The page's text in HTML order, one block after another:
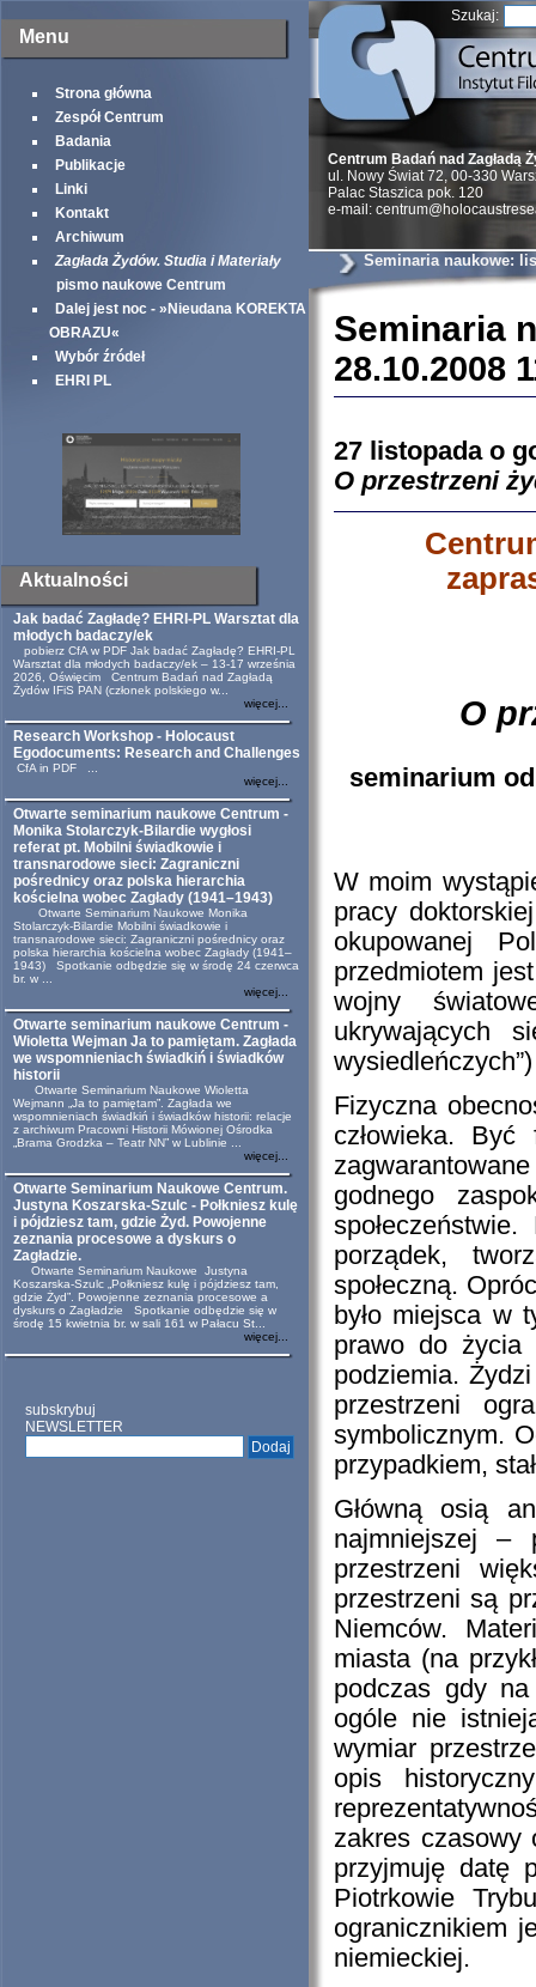
Menu
Strona główna
Zespół Centrum
Badania
Publikacje
Linki
Kontakt
Archiwum
Zagłada Żydów. Studia i Materiały
pismo naukowe Centrum
Dalej jest noc - »Nieudana KOREKTA
OBRAZU«
Wybór źródeł
EHRI PL
Aktualności
Jak badać Zagładę? EHRI-PL Warsztat dla
młodych badaczy/ek
pobierz CfA w PDF Jak badać Zagładę? EHRI-PL
Warsztat dla młodych badaczy/ek – 13-17 września
2026, Oświęcim Centrum Badań nad Zagładą
Żydów IFiS PAN (członek polskiego w...
więcej...
Research Workshop - Holocaust
Egodocuments: Research and Challenges
CfA in PDF ...
więcej...
Otwarte seminarium naukowe Centrum -
Monika Stolarczyk-Bilardie wygłosi
referat pt. Mobilni świadkowie i
transnarodowe sieci: Zagraniczni
pośrednicy oraz polska hierarchia
kościelna wobec Zagłady (1941–1943)
Otwarte Seminarium Naukowe Monika
Stolarczyk-Bilardie Mobilni świadkowie i
transnarodowe sieci: Zagraniczni pośrednicy oraz
polska hierarchia kościelna wobec Zagłady (1941–
1943) Spotkanie odbędzie się w środę 24 czerwca
br. w ...
więcej...
Otwarte seminarium naukowe Centrum -
Wioletta Wejman Ja to pamiętam. Zagłada
we wspomnieniach świadkiń i świadków
historii
Otwarte Seminarium Naukowe Wioletta
Wejmann „Ja to pamiętam”. Zagłada we
wspomnieniach świadkiń i świadków historii: relacje
z archiwum Pracowni Historii Mówionej Ośrodka
„Brama Grodzka – Teatr NN” w Lublinie ...
więcej...
Otwarte Seminarium Naukowe Centrum.
Justyna Koszarska-Szulc - Połkniesz kulę
i pójdziesz tam, gdzie Żyd. Powojenne
zeznania procesowe a dyskurs o
Zagładzie.
Otwarte Seminarium Naukowe Justyna
Koszarska-Szulc „Połkniesz kulę i pójdziesz tam,
gdzie Żyd”. Powojenne zeznania procesowe a
dyskurs o Zagładzie Spotkanie odbędzie się w
środę 15 kwietnia br. w sali 161 w Pałacu St...
więcej...
subskrybuj
NEWSLETTER
Szukaj:
Centrum Badań nad Zagładą
ul. Nowy Świat 72, 00-330
Palac Staszica pok. 120
e-mail:
Seminaria naukowe:
Seminaria
28.10.2008
27 listopada o
O przestrzeni
O
seminarium
W moim
pracy
okupowanej
przedmiotem
wojny
ukrywających
Fizyczna
człowieka.
godnego
porządek,
społeczną.
było miejsca w
prawo do życia
podziemia.
przestrzeni
symbolicznym.
przypadkiem,
Główną osią
najmniejszej –
przestrzeni
przestrzeni są
Niemców.
miasta (na
podczas gdy
ogóle nie
wymiar
opis
zakres czasowy
przyjmuję datę
Piotrkowie
ogranicznikiem
niemieckiej.